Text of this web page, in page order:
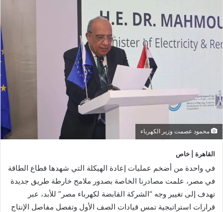
محمود عصمت وزير الكهرباء
​القاهرة | خاص
​في واحدة من أضخم عمليات إعادة الهيكلة التي شهدها قطاع الطاقة
في مصر، علمت مصادرنا الخاصة بصدور ملامح خارطة طريق جديدة
تهدف إلى تغيير وجه “الشركة القابضة لكهرباء مصر” للأبد، عبر
قرارات استراتيجية تمس قيادات الصف الأول وتفصل مفاصل الإنتاج